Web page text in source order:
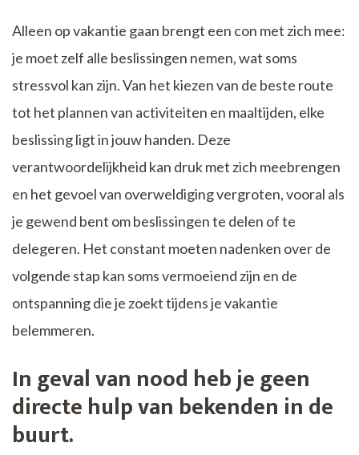
Alleen op vakantie gaan brengt een con met zich mee:
je moet zelf alle beslissingen nemen, wat soms
stressvol kan zijn. Van het kiezen van de beste route
tot het plannen van activiteiten en maaltijden, elke
beslissing ligt in jouw handen. Deze
verantwoordelijkheid kan druk met zich meebrengen
en het gevoel van overweldiging vergroten, vooral als
je gewend bent om beslissingen te delen of te
delegeren. Het constant moeten nadenken over de
volgende stap kan soms vermoeiend zijn en de
ontspanning die je zoekt tijdens je vakantie
belemmeren.
In geval van nood heb je geen
directe hulp van bekenden in de
buurt.